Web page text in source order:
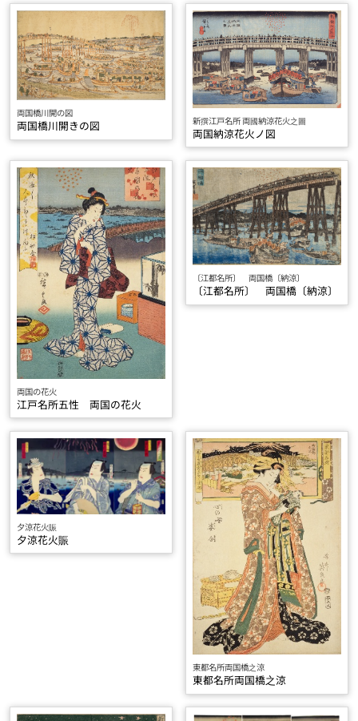
両国橋川開の図
両国橋川開きの図 新撰江戸名所 両國納涼花火之圖
両国納涼花火ノ図
両国の花火
江戸名所五性 両国の花火
〔江都名所〕 両国橋〔納涼〕
〔江都名所〕 両国橋〔納涼〕
夕涼花火賑
夕涼花火賑
東都名所両国橋之涼
東都名所両国橋之涼